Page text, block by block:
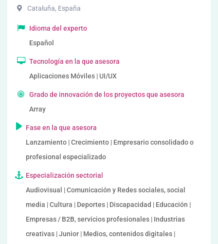
Cataluña, España
Idioma del experto
Español
Tecnología en la que asesora
Aplicaciones Móviles | UI/UX
Grado de innovación de los proyectos que asesora
Array
Fase en la que asesora
Lanzamiento | Crecimiento | Empresario consolidado o
profesional especializado
Especialización sectorial
Audiovisual | Comunicación y Redes sociales, social
media | Cultura | Deportes | Discapacidad | Educación |
Empresas / B2B, servicios profesionales | Industrias
creativas | Junior | Medios, contenidos digitales |